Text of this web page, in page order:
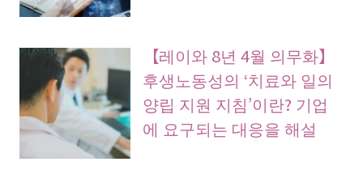
【레이와 8년 4월 의무화】
후생노동성의 ‘치료와 일의
양립 지원 지침’이란? 기업
에 요구되는 대응을 해설